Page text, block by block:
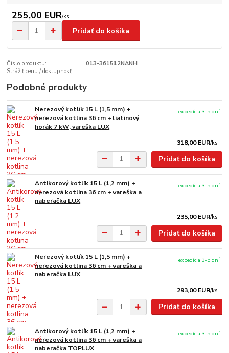
255,00 EUR/ks
Pridať do košíka
Číslo produktu:
013-361512NANH
Strážiť cenu / dostupnosť
Podobné produkty
Nerezový kotlík 15 L (1,5 mm) +
nerezová kotlina 36 cm + liatinový
horák 7 kW, vareška LUX
318,00 EUR/ks
expedícia 3-5 dní
Pridať do košíka
Antikorový kotlík 15 L (1,2 mm) +
nerezová kotlina 36 cm + vareška a
naberačka LUX
235,00 EUR/ks
expedícia 3-5 dní
Pridať do košíka
Nerezový kotlík 15 L (1,5 mm) +
nerezová kotlina 36 cm + vareška a
naberačka LUX
293,00 EUR/ks
expedícia 3-5 dní
Pridať do košíka
Antikorový kotlík 15 L (1,2 mm) +
nerezová kotlina 36 cm + vareška a
naberačka TOPLUX
expedícia 3-5 dní